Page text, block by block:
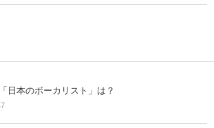
日本のボーカリスト」は？